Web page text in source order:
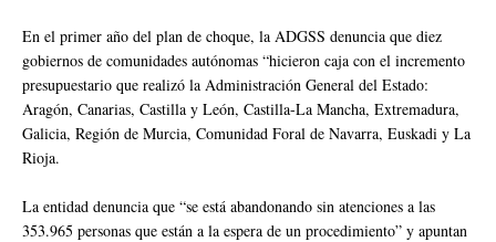
En el primer año del plan de choque, la ADGSS denuncia que diez
gobiernos de comunidades autónomas “hicieron caja con el incremento
presupuestario que realizó la Administración General del Estado:
Aragón, Canarias, Castilla y León, Castilla-La Mancha, Extremadura,
Galicia, Región de Murcia, Comunidad Foral de Navarra, Euskadi y La
Rioja.
La entidad denuncia que “se está abandonando sin atenciones a las
353.965 personas que están a la espera de un procedimiento” y apuntan